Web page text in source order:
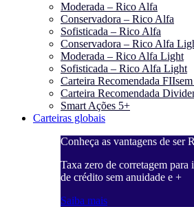
Moderada – Rico Alfa
Conservadora – Rico Alfa
Sofisticada – Rico Alfa
Conservadora – Rico Alfa
Moderada – Rico Alfa Light
Sofisticada – Rico Alfa Light
Carteira Recomendada FIIs
Carteira Recomendada
Smart Ações 5+
Carteiras globais
Conheça as vantagens de ser
Taxa zero de corretagem para
de crédito sem anuidade e +
Saiba mais